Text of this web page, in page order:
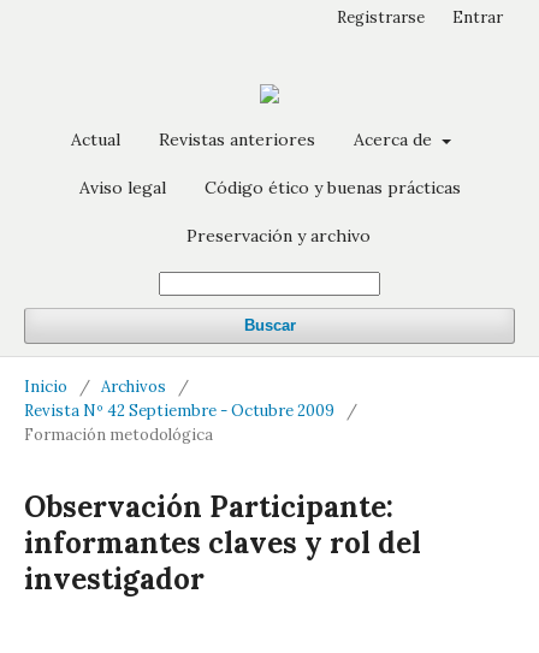
Actual Revistas anteriores Acerca de
Aviso legal Código ético y buenas prácticas
Preservación y archivo
Buscar
Registrarse Entrar
Inicio / Archivos
/
Revista Nº 42 Septiembre - Octubre 2009
/
Formación metodológica
Observación Participante:
informantes claves y rol del
investigador